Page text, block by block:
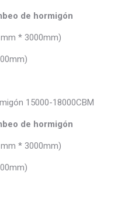
de hormigón
* 3000mm)
15000-18000CBM
de hormigón
* 3000mm)